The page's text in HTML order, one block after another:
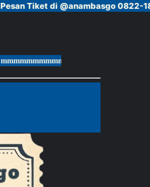
Tiket di @anambasgo 0822-1818-
Tiket di @anambasgo 0822-1818-